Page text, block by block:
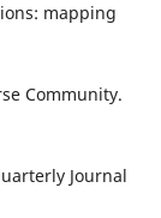
mapping
Community.
Journal